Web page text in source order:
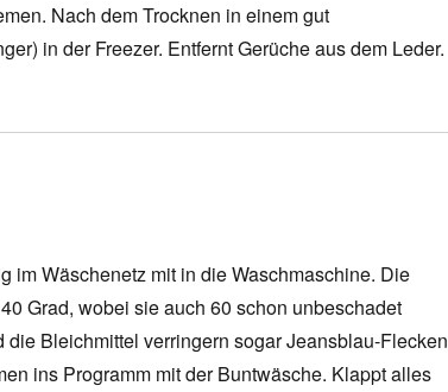
Nach dem Trocknen in einem gut
in der Freezer. Entfernt Gerüche aus dem Leder.
im Wäschenetz mit in die Waschmaschine. Die
Grad, wobei sie auch 60 schon unbeschadet
Bleichmittel verringern sogar Jeansblau-Flecken
ins Programm mit der Buntwäsche. Klappt alles